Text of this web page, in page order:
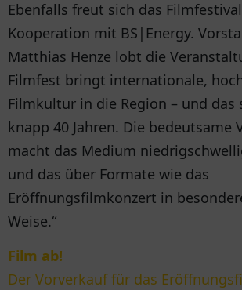
Ebenfalls freut sich das
Kooperation mit BS|Energy.
Matthias Henze lobt die
Filmfest bringt internationale,
Filmkultur in die Region – und das
knapp 40 Jahren. Die bedeutsame
macht das Medium
und das über Formate wie das
Eröffnungsfilmkonzert in
Weise.“
Film ab!
Der Vorverkauf für das